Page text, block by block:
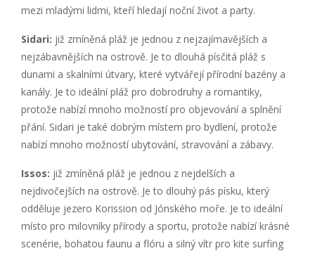
mezi mladými lidmi, kteří hledají noční život a party.
Sidari: již zmíněná pláž je jednou z nejzajímavějších a
nejzábavnějších na ostrově. Je to dlouhá písčitá pláž s
dunami a skalními útvary, které vytvářejí přírodní bazény a
kanály. Je to ideální pláž pro dobrodruhy a romantiky,
protože nabízí mnoho možností pro objevování a splnění
přání. Sidari je také dobrým místem pro bydlení, protože
nabízí mnoho možností ubytování, stravování a zábavy.
Issos: již zmíněná pláž je jednou z nejdelších a
nejdivočejších na ostrově. Je to dlouhý pás písku, který
odděluje jezero Korission od Jónského moře. Je to ideální
místo pro milovníky přírody a sportu, protože nabízí krásné
scenérie, bohatou faunu a flóru a silný vítr pro kite surfing